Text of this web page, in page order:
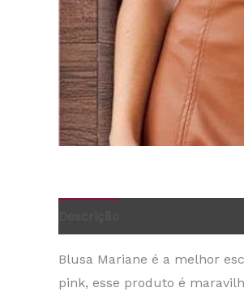
Blusa Mariane é a melhor
pink, esse produto é